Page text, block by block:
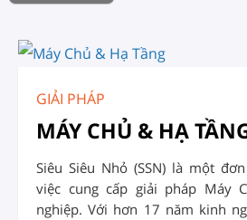
GIẢI PHÁP
MÁY CHỦ & HẠ
Siêu Siêu Nhỏ (SSN) là một
việc cung cấp giải pháp Máy
nghiệp. Với hơn 17 năm kinh